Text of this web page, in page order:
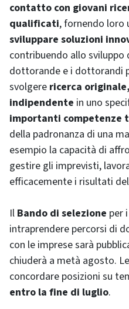
contatto con giovani
qualificati, fornendo loro
sviluppare soluzioni
contribuendo allo sviluppo
dottorande e i dottorandi
svolgere ricerca
indipendente in uno
importanti competenze
della padronanza di una
esempio la capacità di
gestire gli imprevisti,
efficacemente i risultati
Il Bando di selezione per
intraprendere percorsi di
con le imprese sarà
chiuderà a metà agosto.
concordare posizioni su
entro la fine di luglio.